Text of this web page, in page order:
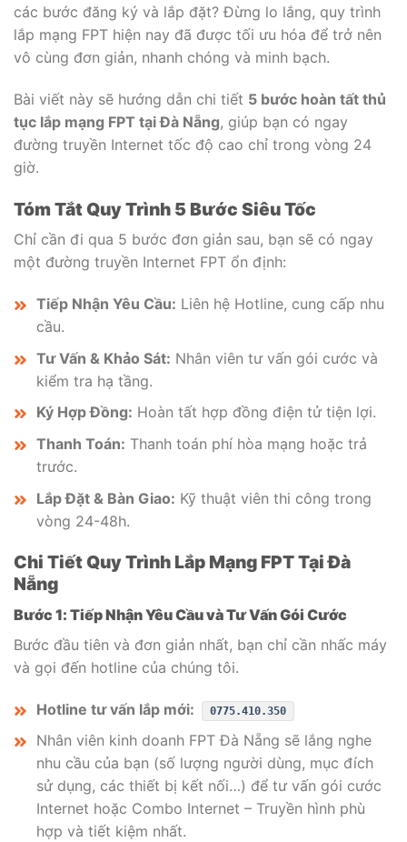
các bước đăng ký và lắp đặt? Đừng lo lắng, quy trình
lắp mạng FPT hiện nay đã được tối ưu hóa để trở nên
vô cùng đơn giản, nhanh chóng và minh bạch.
Bài viết này sẽ hướng dẫn chi tiết 5 bước hoàn tất thủ
tục lắp mạng FPT tại Đà Nẵng, giúp bạn có ngay
đường truyền Internet tốc độ cao chỉ trong vòng 24
giờ.
Tóm Tắt Quy Trình 5 Bước Siêu Tốc
Chỉ cần đi qua 5 bước đơn giản sau, bạn sẽ có ngay
một đường truyền Internet FPT ổn định:
Tiếp Nhận Yêu Cầu: Liên hệ Hotline, cung cấp nhu
cầu.
Tư Vấn & Khảo Sát: Nhân viên tư vấn gói cước và
kiểm tra hạ tầng.
Ký Hợp Đồng: Hoàn tất hợp đồng điện tử tiện lợi.
Thanh Toán: Thanh toán phí hòa mạng hoặc trả
trước.
Lắp Đặt & Bàn Giao: Kỹ thuật viên thi công trong
vòng 24-48h.
Chi Tiết Quy Trình Lắp Mạng FPT Tại Đà
Nẵng
Bước 1: Tiếp Nhận Yêu Cầu và Tư Vấn Gói Cước
Bước đầu tiên và đơn giản nhất, bạn chỉ cần nhấc máy
và gọi đến hotline của chúng tôi.
Hotline tư vấn lắp mới: 0775.410.350
Nhân viên kinh doanh FPT Đà Nẵng sẽ lắng nghe
nhu cầu của bạn (số lượng người dùng, mục đích
sử dụng, các thiết bị kết nối…) để tư vấn gói cước
Internet hoặc Combo Internet – Truyền hình phù
hợp và tiết kiệm nhất.